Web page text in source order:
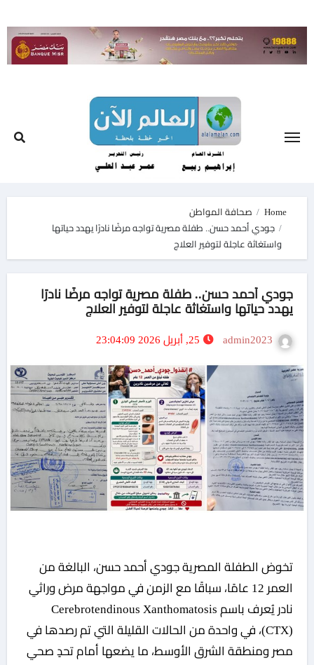
to
content
Home
صحافة المواطن
جودي أحمد حسن.. طفلة مصرية تواجه مرضًا نادرًا يهدد حياتها
واستغاثة عاجلة لتوفير العلاج
جودي أحمد حسن.. طفلة مصرية تواجه مرضًا نادرًا
يهدد حياتها واستغاثة عاجلة لتوفير العلاج
admin2023
تخوض الطفلة المصرية جودي أحمد حسن، البالغة من
العمر 12 عامًا، سباقًا مع الزمن في مواجهة مرض وراثي
نادر يُعرف باسم Cerebrotendinous Xanthomatosis
(CTX)، في واحدة من الحالات القليلة التي تم رصدها في
مصر ومنطقة الشرق الأوسط، ما يضعها أمام تحدٍ صحي